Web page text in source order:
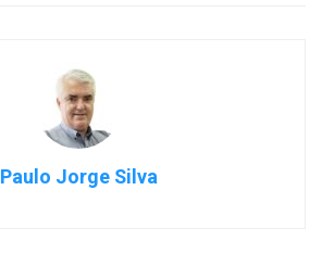
Paulo Jorge Silva